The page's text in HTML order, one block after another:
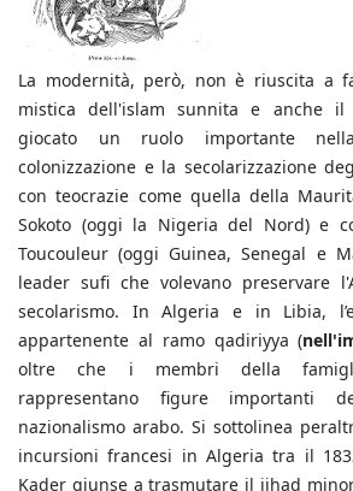
La modernità, però, non è riuscita a
mistica dell'islam sunnita e anche il
giocato un ruolo importante
colonizzazione e la secolarizzazione
con teocrazie come quella della
Sokoto (oggi la Nigeria del Nord) e
Toucouleur (oggi Guinea, Senegal e
leader sufi che volevano preservare
secolarismo. In Algeria e in Libia,
appartenente al ramo qadiriyya (
oltre che i membri della
rappresentano figure importanti
nazionalismo arabo. Si sottolinea
incursioni francesi in Algeria tra il
Kader giunse a trasmutare il jihad